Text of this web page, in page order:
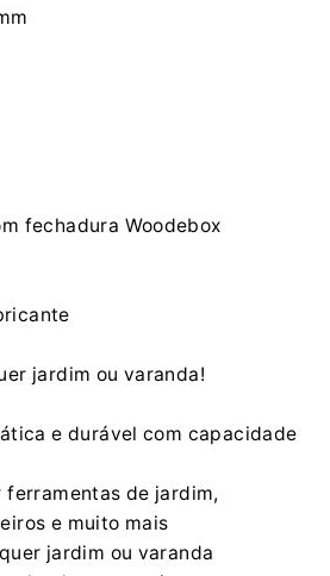
fechadura Woodebox
jardim ou varanda!
e durável com capacidade
de jardim,
e muito mais
jardim ou varanda